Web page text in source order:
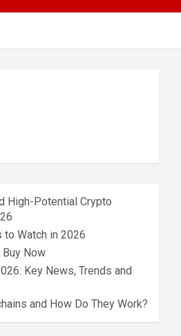
High-Potential Crypto
to Watch in 2026
Now
Key News, Trends and
and How Do They Work?